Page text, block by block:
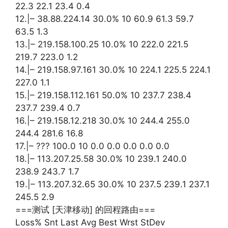
22.3 22.1 23.4 0.4
12.|– 38.88.224.14 30.0% 10 60.9 61.3 59.7
63.5 1.3
13.|– 219.158.100.25 10.0% 10 222.0 221.5
219.7 223.0 1.2
14.|– 219.158.97.161 30.0% 10 224.1 225.5 224.1
227.0 1.1
15.|– 219.158.112.161 50.0% 10 237.7 238.4
237.7 239.4 0.7
16.|– 219.158.12.218 30.0% 10 244.4 255.0
244.4 281.6 16.8
17.|– ??? 100.0 10 0.0 0.0 0.0 0.0 0.0
18.|– 113.207.25.58 30.0% 10 239.1 240.0
238.9 243.7 1.7
19.|– 113.207.32.65 30.0% 10 237.5 239.1 237.1
245.5 2.9
===测试 [天津移动] 的回程路由===
Loss% Snt Last Avg Best Wrst StDev